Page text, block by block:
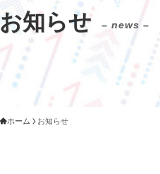
お知らせ – news –
ホーム お知らせ